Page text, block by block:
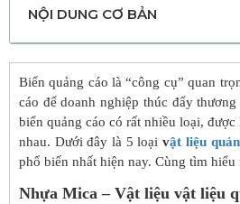
NỘI DUNG CƠ BẢN
Biển quảng cáo là “công cụ” quan
cáo để doanh nghiệp thúc đẩy
biển quảng cáo có rất nhiều loại,
nhau. Dưới đây là 5 loạivật liệu
phổ biến nhất hiện nay. Cùng tìm hiểu
Nhựa Mica – Vật liệu vật liệu